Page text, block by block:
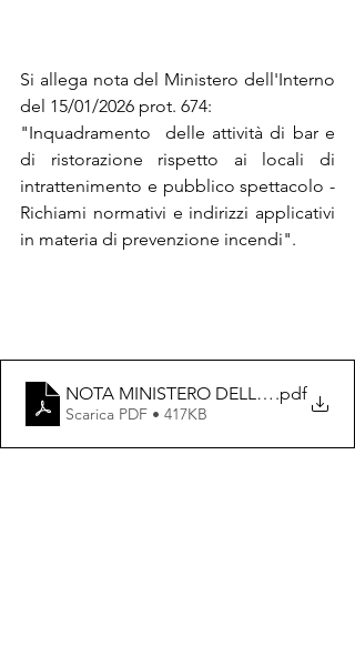
Si allega nota del Ministero dell'Interno
del 15/01/2026 prot. 674:
"Inquadramento  delle attività di bar e
di ristorazione rispetto ai locali di
intrattenimento e pubblico spettacolo -
Richiami normativi e indirizzi applicativi
in materia di prevenzione incendi".
NOTA MINISTERO DELL'INTERNO -
.pdf
Scarica PDF • 417KB